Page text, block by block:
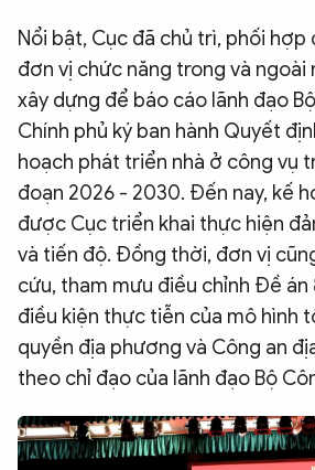
Nổi bật, Cục đã chủ trì, phối
đơn vị chức năng trong và ngoài
xây dựng để báo cáo lãnh đạo
Chính phủ ký ban hành Quyết
hoạch phát triển nhà ở công vụ
đoạn 2026 - 2030. Đến nay, kế
được Cục triển khai thực hiện
và tiến độ. Đồng thời, đơn vị
cứu, tham mưu điều chỉnh Đề
điều kiện thực tiễn của mô hình
quyền địa phương và Công an
theo chỉ đạo của lãnh đạo Bộ